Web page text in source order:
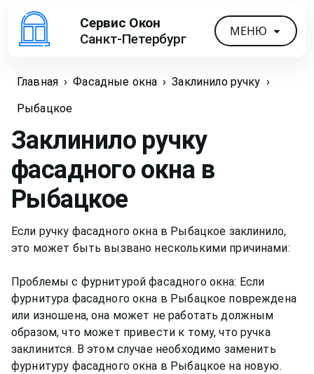
Сервис Окон
Санкт-Петербург
МЕНЮ
Главная › Фасадные окна › Заклинило ручку ›
Рыбацкое
Заклинило ручку
фасадного окна в
Рыбацкое
Если ручку фасадного окна в Рыбацкое заклинило,
это может быть вызвано несколькими причинами:
Проблемы с фурнитурой фасадного окна: Если
фурнитура фасадного окна в Рыбацкое повреждена
или изношена, она может не работать должным
образом, что может привести к тому, что ручка
заклинится. В этом случае необходимо заменить
фурнитуру фасадного окна в Рыбацкое на новую.